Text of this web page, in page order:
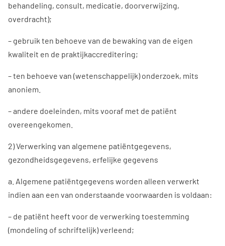
behandeling, consult, medicatie, doorverwijzing,
overdracht);
– gebruik ten behoeve van de bewaking van de eigen
kwaliteit en de praktijkaccreditering;
– ten behoeve van (wetenschappelijk) onderzoek, mits
anoniem.
– andere doeleinden, mits vooraf met de patiënt
overeengekomen.
2) Verwerking van algemene patiëntgegevens,
gezondheidsgegevens, erfelijke gegevens
a. Algemene patiëntgegevens worden alleen verwerkt
indien aan een van onderstaande voorwaarden is voldaan:
– de patiënt heeft voor de verwerking toestemming
(mondeling of schriftelijk) verleend;